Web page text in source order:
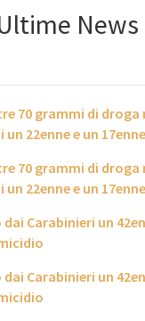
News
70 grammi di droga
22enne e un 17enne
70 grammi di droga
22enne e un 17enne
Carabinieri un
Carabinieri un